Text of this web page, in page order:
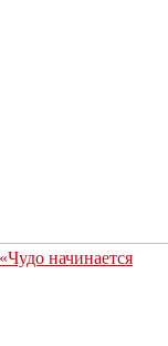
начинается